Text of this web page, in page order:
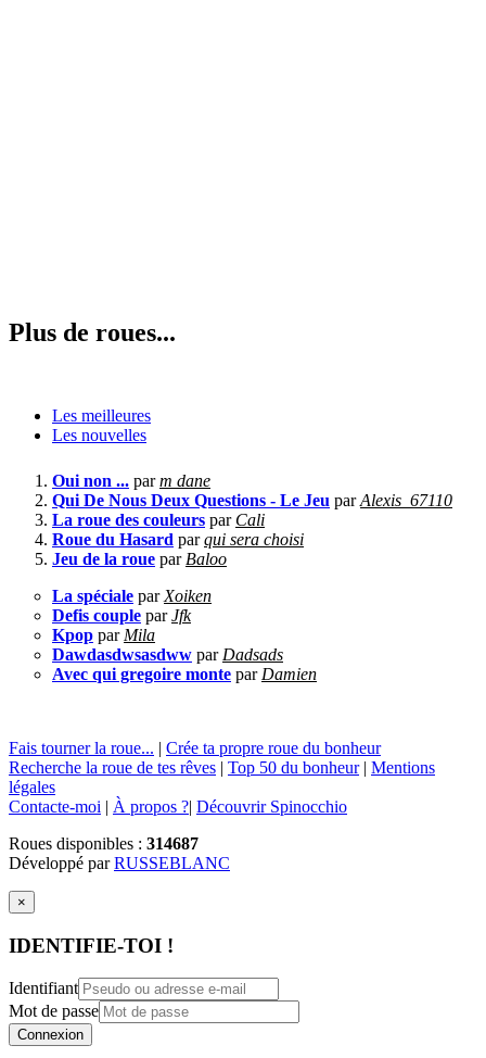
Plus de roues...
Les meilleures
Les nouvelles
Oui non ... parm dane
Qui De Nous Deux Questions - Le Jeu parAlexis_67110
La roue des couleurs par Cali
Roue du Hasard parqui sera choisi
Jeu de la roue par Baloo
La spéciale par Xoiken
Defis couple parJfk
Kpop par Mila
Dawdasdwsasdww par Dadsads
Avec qui gregoire monte par Damien
Fais tourner la roue... | Crée ta propre roue du bonheur
Recherche la roue de tes rêves | Top 50 du bonheur| Mentions
légales
Contacte-moi | À propos ?| Découvrir Spinocchio
Roues disponibles : 314687
Développé parRUSSEBLANC
×
IDENTIFIE-TOI !
Identifiant
Mot de passe
Connexion